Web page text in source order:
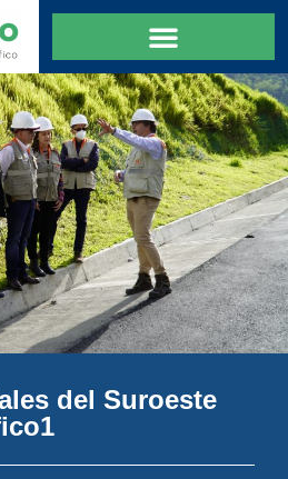
del Suroeste